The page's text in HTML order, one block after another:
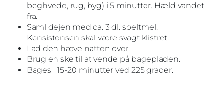
boghvede, rug, byg) i 5 minutter. Hæld vandet
fra.
Saml dejen med ca. 3 dl. speltmel.
Konsistensen skal være svagt klistret.
Lad den hæve natten over.
Brug en ske til at vende på bagepladen.
Bages i 15-20 minutter ved 225 grader.